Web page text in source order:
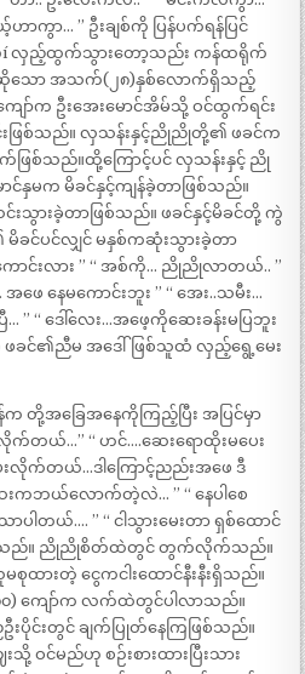
ာ… ” ဦးချစ်ကို ပြန်ပက်ရန်ပြင်
í လှည့်ထွက်သွားတော့သည်း ကန်ထရိုက်
ဆိုသော အသက်(၂၈)နှစ်လောက်ရှိသည့်
ော်က ဦးအေးမောင်အိမ်သို့ ဝင်ထွက်ရင်း
ြင်းဖြစ်သည်။ လှသန်းနှင့်ညိုညိုတို့၏ ဖခင်က
ဖြစ်သည်။ထို့ကြောင့်ပင် လှသန်းနှင့် ညို
နှမက မိခင်နှင့်ကျန်ခဲ့တာဖြစ်သည်။
သွားခဲ့တာဖြစ်သည်။ ဖခင်နှင့်မိခင်တို့ ကွဲ
ခင်ပင်လျှင် မနှစ်ကဆုံးသွားခဲ့တာ
ကောင်းလား ” “ အစ်ကို… ညိုညိုလာတယ်.. ”
ေ နေမကောင်းဘူး ” “ အေး..သမီး…
ပြီ… ” “ ဒေါ်လေး…အဖေ့ကိုဆေးခန်းမပြဘူး
ဖခင်၏ညီမ အဒေါ်ဖြစ်သူထံ လှည့်ရွေ့မေး
က တို့အခြေအနေကိုကြည့်ပြီး အပြင်မှာ
လိုက်တယ်…” “ ဟင်….ဆေးရောထိုးမပေး
းလိုက်တယ်…ဒါကြောင့်ညည်းအဖေ ဒီ
းကဘယ်လောက်တဲ့လဲ… ” “ နေပါစေ
တယ်…. ” “ ငါသွားမေးတာ ရှစ်ထောင်
ောသည်။ ညိုညိုစိတ်ထဲတွင် တွက်လိုက်သည်။
ားတဲ့ ငွေကငါးထောင်နီးနီးရှိသည်။
၀၀) ကျော်က လက်ထဲတွင်ပါလာသည်။
းပိုင်းတွင် ချက်ပြုတ်နေကြဖြစ်သည်။
င်မည်ဟု စဉ်းစားထားပြီးသား